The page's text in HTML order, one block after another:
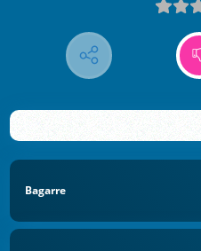
Bagarre